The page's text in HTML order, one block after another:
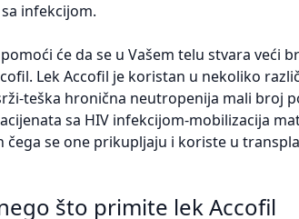
infekcijom.
će da se u Vašem telu stvara veći
Lek Accofil je koristan u nekoliko
teška hronična neutropenija mali broj
sa HIV infekcijom-mobilizacija
se one prikupljaju i koriste u
što primite lek Accofil